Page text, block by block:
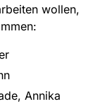
wollen,
Annika